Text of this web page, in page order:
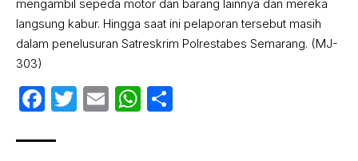
mengambil sepeda motor dan barang lainnya dan mereka
langsung kabur. Hingga saat ini pelaporan tersebut masih
dalam penelusuran Satreskrim Polrestabes Semarang. (MJ-
303)
Facebook
Twitter
EmailWhatsApp